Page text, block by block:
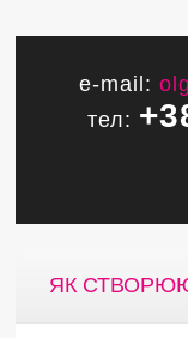
e-mail:
тел:
ЯК